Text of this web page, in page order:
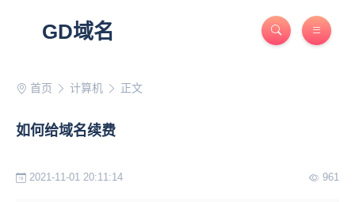
GD域名
首页 计算机 正文
如何给域名续费
2021-11-01 20:11:14 961